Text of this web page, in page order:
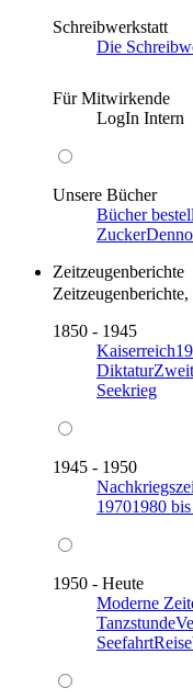
Schreibwerkstatt
Die
Für Mitwirkende
LogIn Intern
Unsere Bücher
Bücher
Zucker
Zeitzeugenberichte
1850 - 1945
Kaiserreich
Diktatur
Seekrieg
1945 - 1950
19701980
1950 - Heute
Moderne
Tanzstunde
Seefahrt